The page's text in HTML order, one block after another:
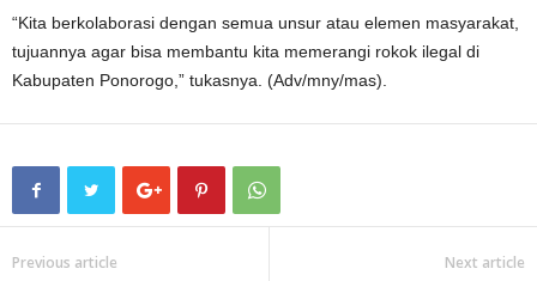
“Kita berkolaborasi dengan semua unsur atau elemen masyarakat,
tujuannya agar bisa membantu kita memerangi rokok ilegal di
Kabupaten Ponorogo,” tukasnya. (Adv/mny/mas).
Previous article Next article